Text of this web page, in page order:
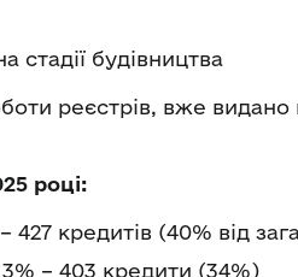
стадії будівництва
реєстрів, вже видано
році:
кредитів (40% від
– 403 кредити (34%)